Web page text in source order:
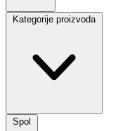
Kategorije proizvoda
Spol